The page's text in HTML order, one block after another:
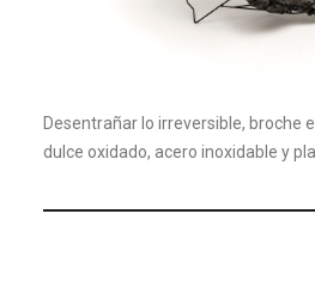
Desentrañar lo irreversible, broche
dulce oxidado, acero inoxidable y